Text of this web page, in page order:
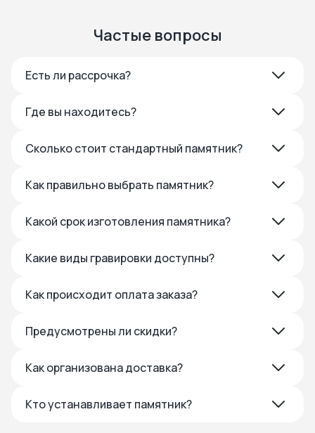
Частые вопросы
Есть ли рассрочка?
Где вы находитесь?
Сколько стоит стандартный памятник?
Как правильно выбрать памятник?
Какой срок изготовления памятника?
Какие виды гравировки доступны?
Как происходит оплата заказа?
Предусмотрены ли скидки?
Как организована доставка?
Кто устанавливает памятник?